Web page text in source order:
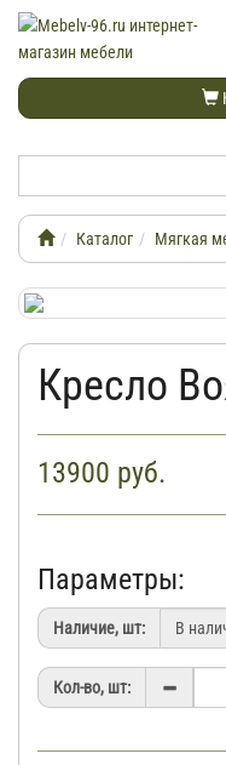
КАТАЛОГ
НОВИНКИ
ИНФОРМАЦИЯ
КАБИНЕТ
КОНТАКТЫ
Каталог Мягкая
Кресло
13900 руб.
Параметры:
Наличие, шт:
Кол-во, шт: